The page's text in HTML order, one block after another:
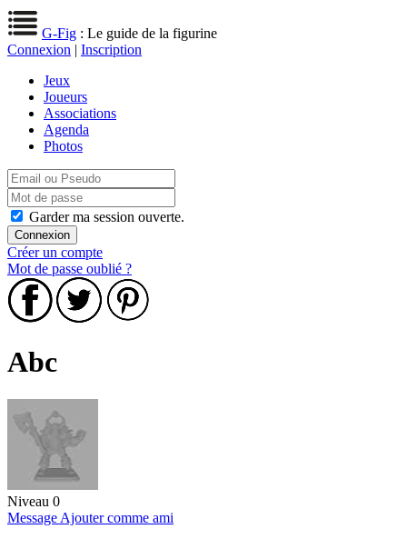
G-Fig : Le guide de la figurine
Connexion | Inscription
Jeux
Joueurs
Associations
Agenda
Photos
Garder ma session ouverte.
Créer un compte
Mot de passe oublié ?
Abc
Niveau 0
Message Ajouter comme ami